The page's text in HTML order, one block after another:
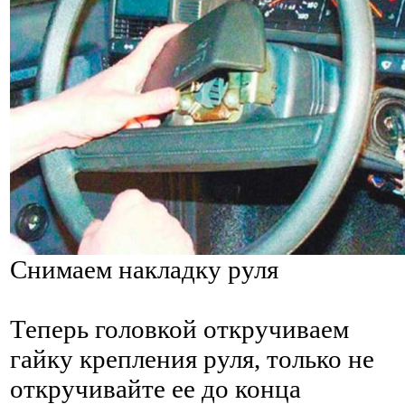
Снимаем накладку руля
Теперь головкой откручиваем
гайку крепления руля, только не
откручивайте ее до конца